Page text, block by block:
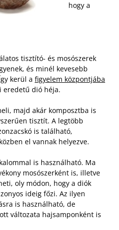
hogy a
tisztító- és mosószerek
és minél kevesebb
kerül a figyelem központjába
eredetű dió héja.
majd akár komposztba is
tisztít. A legtöbb
is található,
el vannak helyezve.
is használható. Ma
mosószerként is, illetve
oly módon, hogy a diók
ideig főzi. Az ilyen
is használható, de
változata hajsamponként is